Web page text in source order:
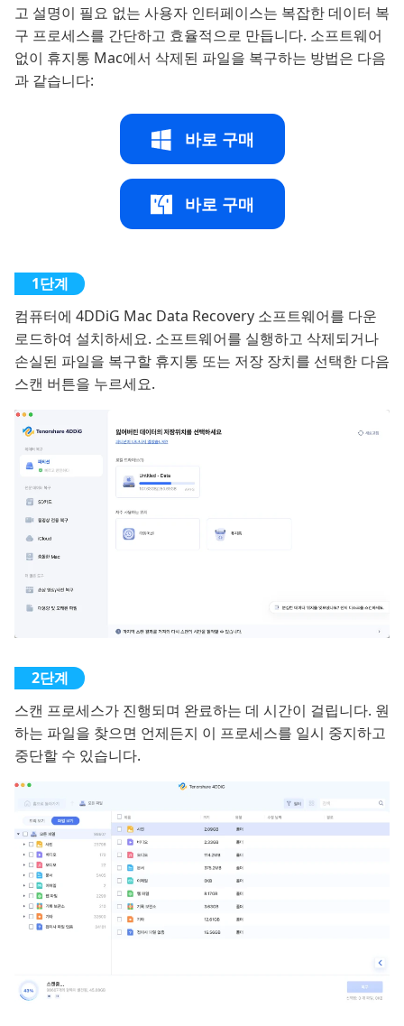
고 설명이 필요 없는 사용자 인터페이스는 복잡한 데이터 복
구 프로세스를 간단하고 효율적으로 만듭니다. 소프트웨어
없이 휴지통 Mac에서 삭제된 파일을 복구하는 방법은 다음
과 같습니다:
바로 구매
바로 구매
컴퓨터에 4DDiG Mac Data Recovery 소프트웨어를 다운
로드하여 설치하세요. 소프트웨어를 실행하고 삭제되거나
손실된 파일을 복구할 휴지통 또는 저장 장치를 선택한 다음
스캔 버튼을 누르세요.
스캔 프로세스가 진행되며 완료하는 데 시간이 걸립니다. 원
하는 파일을 찾으면 언제든지 이 프로세스를 일시 중지하고
중단할 수 있습니다.